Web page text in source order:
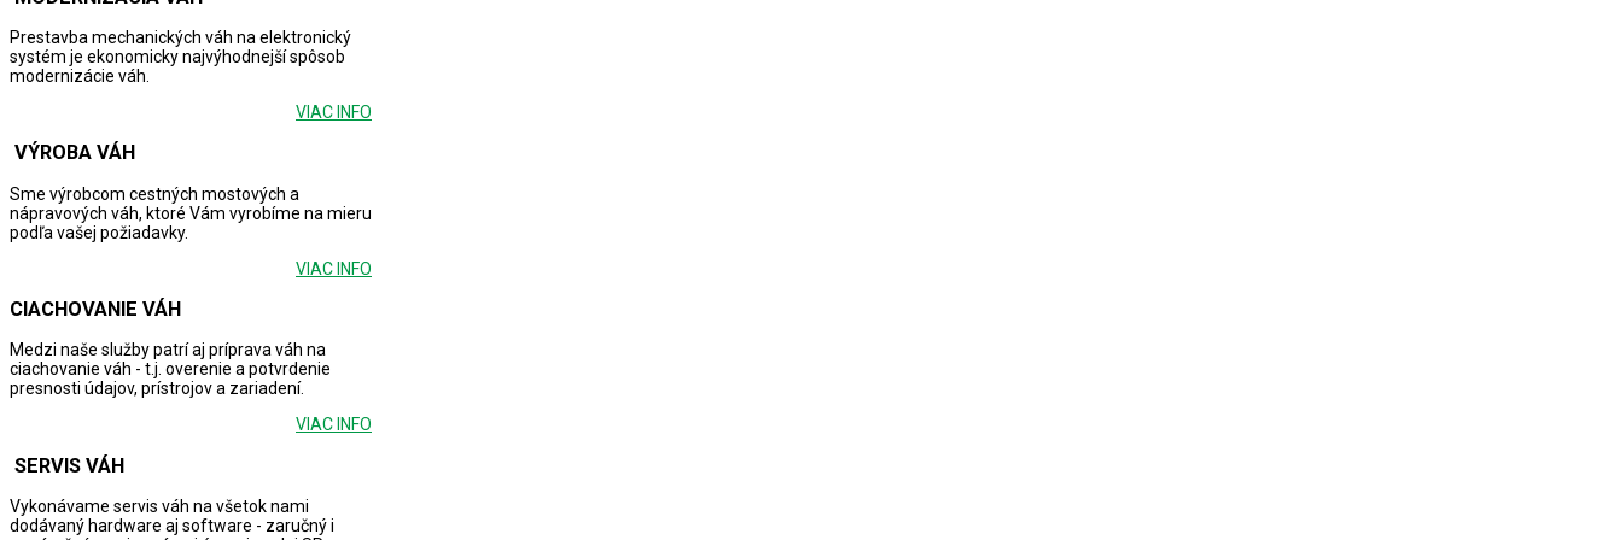
Prestavba mechanických váh na elektronický
systém je ekonomicky najvýhodnejší spôsob
modernizácie váh.
VIAC INFO
VÝROBA VÁH
Sme výrobcom cestných mostových a
nápravových váh, ktoré Vám vyrobíme na mieru
podľa vašej požiadavky.
VIAC INFO
CIACHOVANIE VÁH
Medzi naše služby patrí aj príprava váh na
ciachovanie váh - t.j. overenie a potvrdenie
presnosti údajov, prístrojov a zariadení.
VIAC INFO
SERVIS VÁH
Vykonávame servis váh na všetok nami
dodávaný hardware aj software - zaručný i